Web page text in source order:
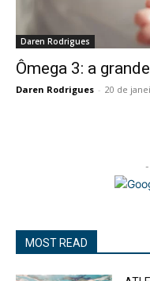
Daren Rodrigues
Ômega 3: a
Daren Rodrigues - 20 de
-
MOST READ